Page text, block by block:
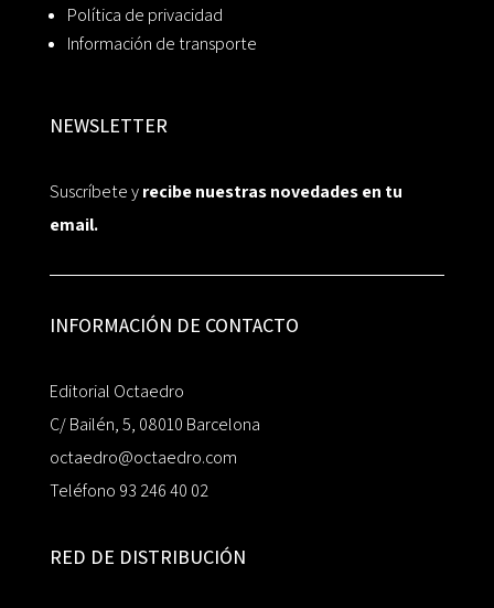
Política de privacidad
Información de transporte
NEWSLETTER
Suscríbete yrecibe nuestras novedades en tu
email.
INFORMACIÓN DE CONTACTO
Editorial Octaedro
C/ Bailén, 5, 08010 Barcelona
octaedro@octaedro.com
Teléfono 93 246 40 02
RED DE DISTRIBUCIÓN